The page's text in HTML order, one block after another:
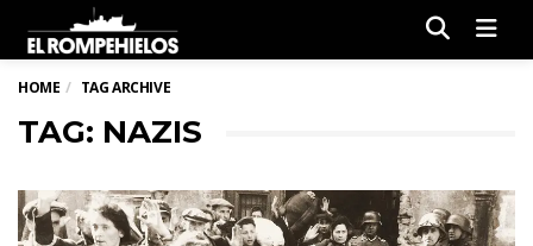
HOME TAG ARCHIVE
TAG: NAZIS